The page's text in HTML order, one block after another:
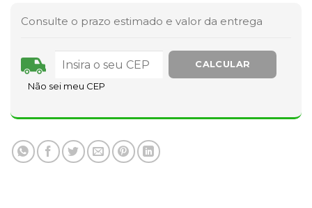
Consulte o prazo estimado e valor da entrega
Não sei meu CEP